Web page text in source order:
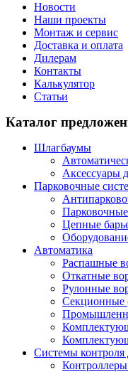
Новости
Наши проекты
Монтаж и сервис
Доставка и оплата
Дилерам
Контакты
Калькулятор
Статьи
Каталог
Шлагбаумы
Аксессуары
Парковочные
Цепные
Автоматика
Распашные
Откатные
Рулонные
Секционные
Системы контроля
Контроллеры